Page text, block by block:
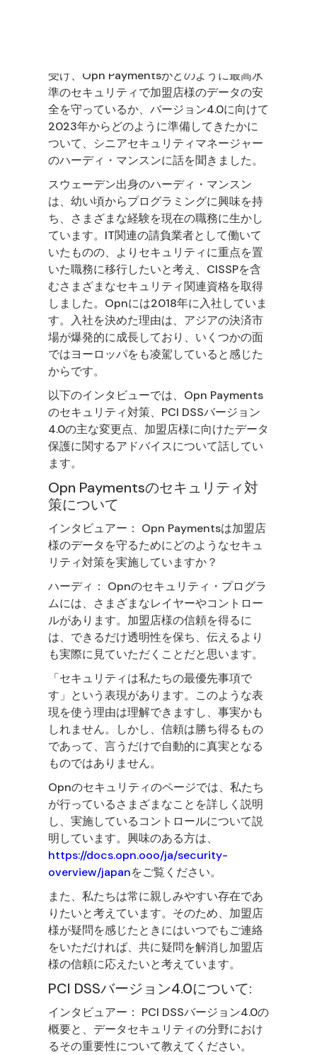
受け、Opn Paymentsがどのように最高水
準のセキュリティで加盟店様のデータの安
全を守っているか、バージョン4.0に向けて
2023年からどのように準備してきたかに
ついて、シニアセキュリティマネージャー
のハーディ・マンスンに話を聞きました。
スウェーデン出身のハーディ・マンスン
は、幼い頃からプログラミングに興味を持
ち、さまざまな経験を現在の職務に生かし
ています。IT関連の請負業者として働いて
いたものの、よりセキュリティに重点を置
いた職務に移行したいと考え、CISSPを含
むさまざまなセキュリティ関連資格を取得
しました。Opnには2018年に入社していま
す。入社を決めた理由は、アジアの決済市
場が爆発的に成長しており、いくつかの面
ではヨーロッパをも凌駕していると感じた
からです。
以下のインタビューでは、Opn Payments
のセキュリティ対策、PCI DSSバージョン
4.0の主な変更点、加盟店様に向けたデータ
保護に関するアドバイスについて話してい
ます。
Opn Paymentsのセキュリティ対
策について
インタビュアー： Opn Paymentsは加盟店
様のデータを守るためにどのようなセキュ
リティ対策を実施していますか？
ハーディ： Opnのセキュリティ・プログラ
ムには、さまざまなレイヤーやコントロー
ルがあります。加盟店様の信頼を得るに
は、できるだけ透明性を保ち、伝えるより
も実際に見ていただくことだと思います。
「セキュリティは私たちの最優先事項で
す」という表現があります。このような表
現を使う理由は理解できますし、事実かも
しれません。しかし、信頼は勝ち得るもの
であって、言うだけで自動的に真実となる
ものではありません。
Opnのセキュリティのページでは、私たち
が行っているさまざまなことを詳しく説明
し、実施しているコントロールについて説
明しています。興味のある方は、
https://docs.opn.ooo/ja/security-
overview/japanをご覧ください。
また、私たちは常に親しみやすい存在であ
りたいと考えています。そのため、加盟店
様が疑問を感じたときにはいつでもご連絡
をいただければ、共に疑問を解消し加盟店
様の信頼に応えたいと考えています。
PCI DSSバージョン4.0について:
インタビュアー： PCI DSSバージョン4.0の
概要と、データセキュリティの分野におけ
るその重要性について教えてください。